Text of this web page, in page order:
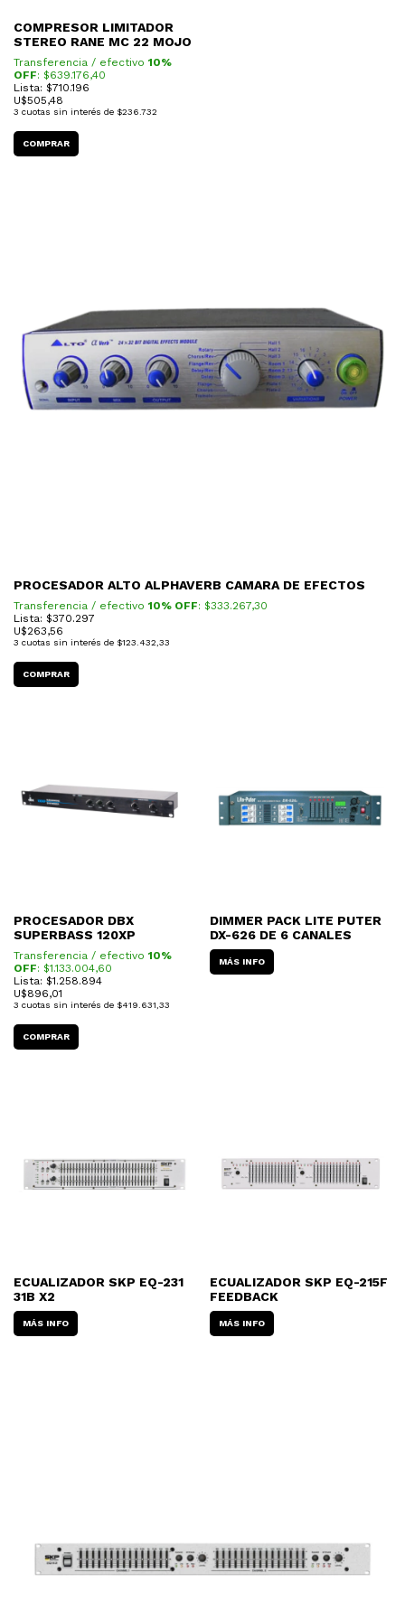
COMPRESOR LIMITADOR
STEREO RANE MC 22 MOJO
Transferencia / efectivo 10%
OFF: $639.176,40
Lista: $710.196
U$505,48
3 cuotas sin interés de $236.732
PROCESADOR ALTO ALPHAVERB CAMARA DE EFECTOS
Transferencia / efectivo 10% OFF: $333.267,30
Lista: $370.297
U$263,56
3 cuotas sin interés de $123.432,33
PROCESADOR DBX
SUPERBASS 120XP
Transferencia / efectivo 10%
OFF: $1.133.004,60
Lista: $1.258.894
U$896,01
3 cuotas sin interés de $419.631,33
DIMMER PACK LITE PUTER
DX-626 DE 6 CANALES
MÁS INFO
ECUALIZADOR SKP EQ-231
31B X2
MÁS INFO
ECUALIZADOR SKP EQ-215F
FEEDBACK
MÁS INFO